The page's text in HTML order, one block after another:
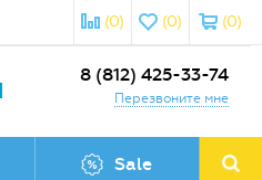
(0)
(0)
(0)
8 (812) 425-33-74
Перезвоните мне
Sale